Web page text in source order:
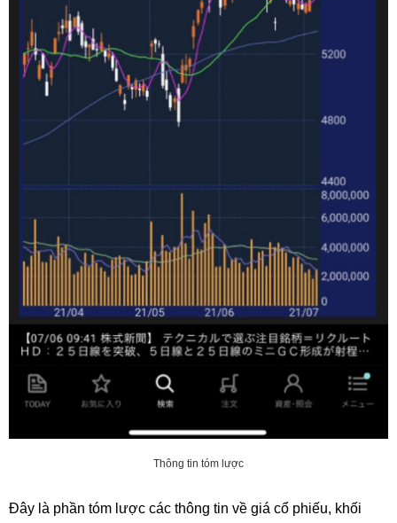
Thông tin tóm lược
Đây là phần tóm lược các thông tin về giá cổ phiếu, khối